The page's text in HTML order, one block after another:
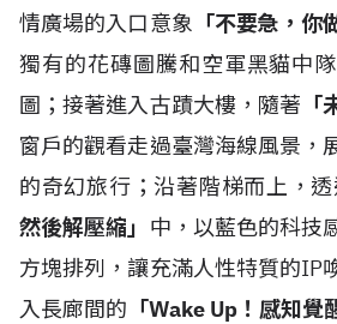
情廣場的入口意象 「不要急，你
獨有的花磚圖騰和空軍黑貓中
圖；接著進入古蹟大樓，隨著 「
窗戶的觀看走過臺灣海線風景，
的奇幻旅行；沿著階梯而上，
然後解壓縮」 中，以藍色的科技
方塊排列，讓充滿人性特質的IP
入長廊間的 「Wake Up！感知覺